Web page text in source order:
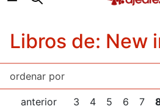
Libros de: New
anterior 3 4 5 6 7